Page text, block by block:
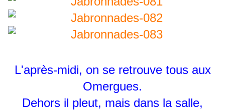
L'après-midi, on se retrouve tous aux
Omergues.
Dehors il pleut, mais dans la salle,